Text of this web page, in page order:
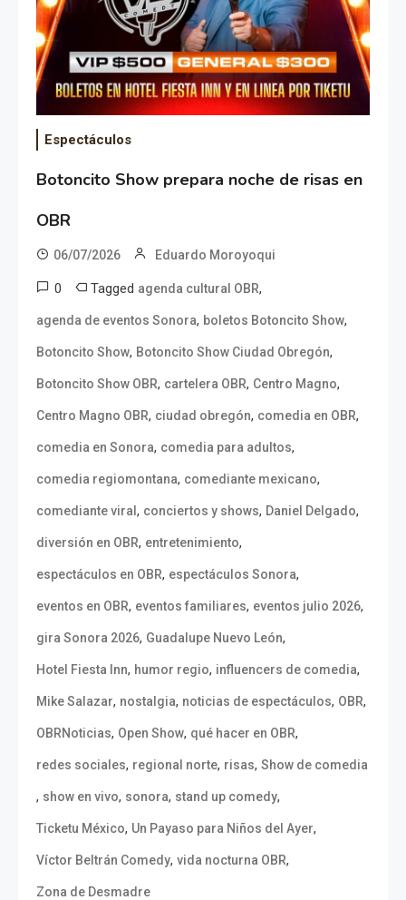
Espectáculos
Botoncito Show prepara noche de risas en
OBR
06/07/2026 Eduardo Moroyoqui
0 Tagged agenda cultural OBR,
agenda de eventos Sonora, boletos Botoncito Show,
Botoncito Show, Botoncito Show Ciudad Obregón,
Botoncito Show OBR, cartelera OBR, Centro Magno,
Centro Magno OBR, ciudad obregón, comedia en OBR,
comedia en Sonora, comedia para adultos,
comedia regiomontana, comediante mexicano,
comediante viral , conciertos y shows, Daniel Delgado,
diversión en OBR, entretenimiento,
espectáculos en OBR, espectáculos Sonora,
eventos en OBR, eventos familiares, eventos julio 2026,
gira Sonora 2026, Guadalupe Nuevo León,
Hotel Fiesta Inn, humor regio, influencers de comedia,
Mike Salazar, nostalgia, noticias de espectáculos, OBR,
OBRNoticias, Open Show, qué hacer en OBR,
redes sociales, regional norte, risas, Show de comedia
, show en vivo, sonora, stand up comedy,
Ticketu México, Un Payaso para Niños del Ayer,
Víctor Beltrán Comedy, vida nocturna OBR,
Zona de Desmadre